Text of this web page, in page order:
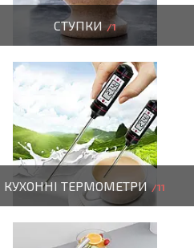
СТУПКИ 1
КУХОННІ ТЕРМОМЕТРИ 11